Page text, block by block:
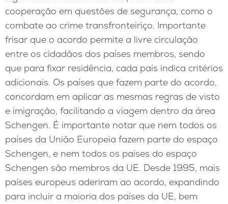
cooperação em questões de segurança, como o
combate ao crime transfronteiriço. Importante
frisar que o acordo permite a livre circulação
entre os cidadãos dos países membros, sendo
que para fixar residência, cada país indica critérios
adicionais. Os países que fazem parte do acordo,
concordam em aplicar as mesmas regras de visto
e imigração, facilitando a viagem dentro da área
Schengen. É importante notar que nem todos os
países da União Europeia fazem parte do espaço
Schengen, e nem todos os países do espaço
Schengen são membros da UE. Desde 1995, mais
países europeus aderiram ao acordo, expandindo
para incluir a maioria dos países da UE, bem